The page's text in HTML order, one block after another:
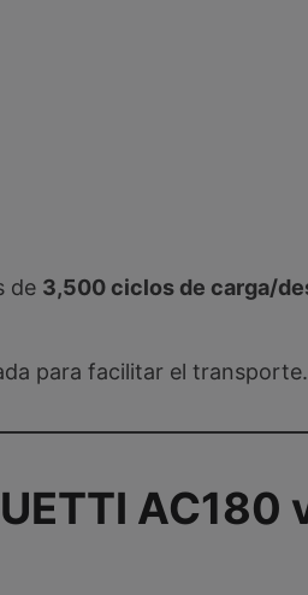
de 3,500 ciclos de carga/
para facilitar el transporte.
AC180